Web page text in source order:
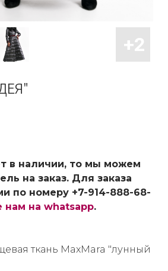
в наличии, то мы можем
на заказ. Для заказа
по номеру +7-914-888-68-
нам на whatsapp.
ткань MaxMara "лунный